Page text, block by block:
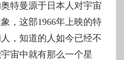
曼源于日本人对宇宙
，这部1966年上映的特
，知道的人如今已经不
宙中就有那么一个星